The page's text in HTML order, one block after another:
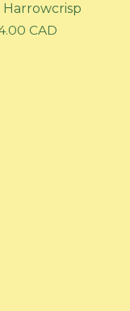
Harrowcrisp
CAD